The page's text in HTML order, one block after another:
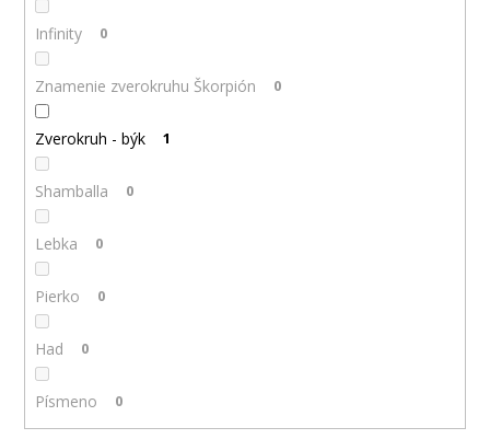
Infinity 0
Znamenie zverokruhu Škorpión 0
Zverokruh - býk 1
Shamballa 0
Lebka 0
Pierko 0
Had 0
Písmeno 0